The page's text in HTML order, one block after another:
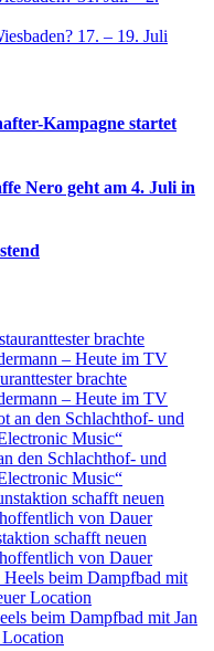
17. – 19. Juli
Kampagne startet
Nero geht am 4. Juli in
brachte
– Heute im TV
den Schlachthof- und
Music“
schafft neuen
von Dauer
beim Dampfbad mit Jan